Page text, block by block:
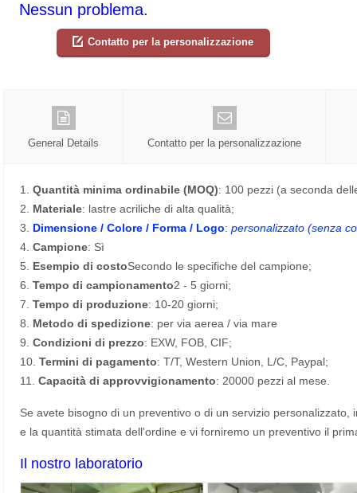
Nessun problema.
Contatto per la personalizzazione
General Details Contatto per la personalizzazione
1. Quantità minima ordinabile (MOQ): 100 pezzi (a seconda
2. Materiale: lastre acriliche di alta qualità;
3. Dimensione / Colore / Forma / Logo: personalizzato (senza
4. Campione: Sì
5. Esempio di costoSecondo le specifiche del campione;
6. Tempo di campionamento2 - 5 giorni;
7. Tempo di produzione: 10-20 giorni;
8. Metodo di spedizione: per via aerea / via mare
9. Condizioni di prezzo: EXW, FOB, CIF;
10. Termini di pagamento: T/T, Western Union, L/C, Paypal;
11. Capacità di approvvigionamento: 20000 pezzi al mese.
Se avete bisogno di un preventivo o di un servizio
e la quantità stimata dell'ordine e vi forniremo un preventivo il
Il nostro laboratorio